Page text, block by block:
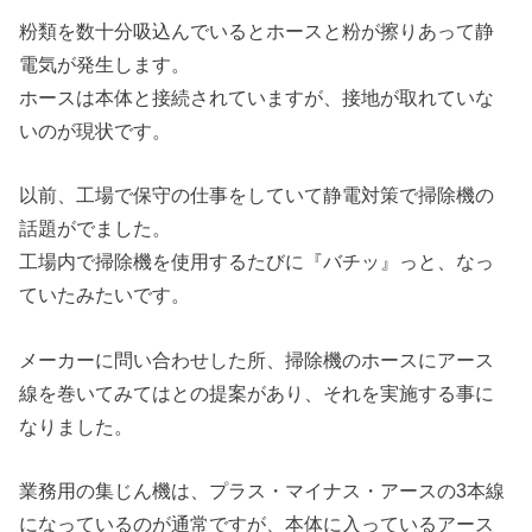
粉類を数十分吸込んでいるとホースと粉が擦りあって静
電気が発生します。
ホースは本体と接続されていますが、接地が取れていな
いのが現状です。
以前、工場で保守の仕事をしていて静電対策で掃除機の
話題がでました。
工場内で掃除機を使用するたびに『バチッ』っと、なっ
ていたみたいです。
メーカーに問い合わせした所、掃除機のホースにアース
線を巻いてみてはとの提案があり、それを実施する事に
なりました。
業務用の集じん機は、プラス・マイナス・アースの3本線
になっているのが通常ですが、本体に入っているアース